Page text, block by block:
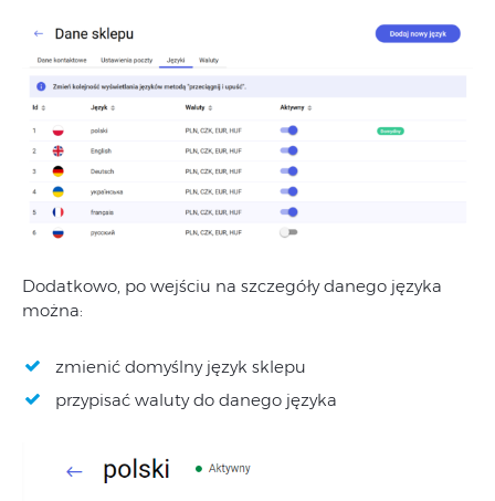
Dodatkowo, po wejściu na szczegóły danego języka
można:
zmienić domyślny język sklepu
przypisać waluty do danego języka